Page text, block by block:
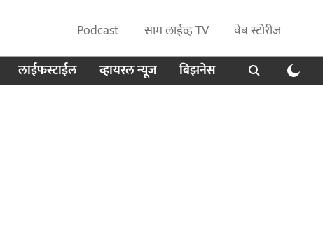
Podcast साम लाईव्ह TV
वेब स्टोरीज
लाईफस्टाईल व्हायरल न्यूज बिझनेस